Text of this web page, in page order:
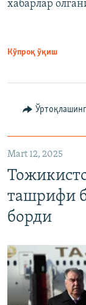
хабарлар
Кўпроқ ўқиш
Ўртоқлашинг
Mart 12, 2025
ташрифи
борди